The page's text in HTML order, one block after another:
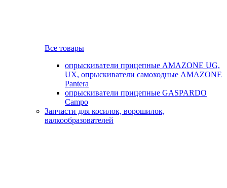
Все товары
опрыскиватели прицепные AMAZONE UG,
UX, опрыскиватели самоходные AMAZONE
Pantera
опрыскиватели прицепные GASPARDO
Campo
Запчасти для косилок, ворошилок,
валкообразователей